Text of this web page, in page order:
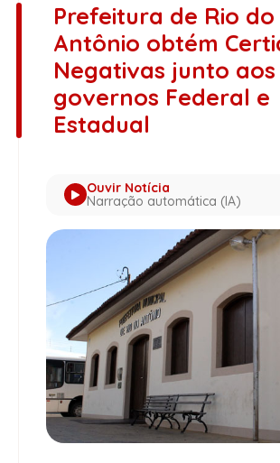
Prefeitura de Rio do
Antônio obtém
Negativas junto aos
governos Federal e
Estadual
Ouvir Notícia
Narração automática (IA)